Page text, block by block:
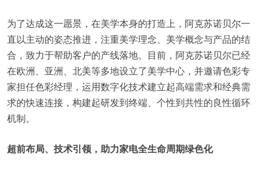
为了达成这一愿景，在美学本身的打造上，阿克苏诺贝尔一
直以主动的姿态推进，注重美学理念、美学概念与产品的结
合，致力于帮助客户的产线落地。目前，阿克苏诺贝尔已经
在欧洲、亚洲、北美等多地设立了美学中心，并邀请色彩专
家担任色彩经理，运用数字化技术建立起高端需求和经典需
求的快速连接，构建起研发到终端、个性到共性的良性循环
机制。
超前布局、技术引领，助力家电全生命周期绿色化